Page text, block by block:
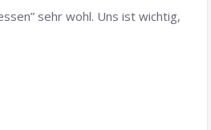
sehr wohl. Uns ist wichtig,